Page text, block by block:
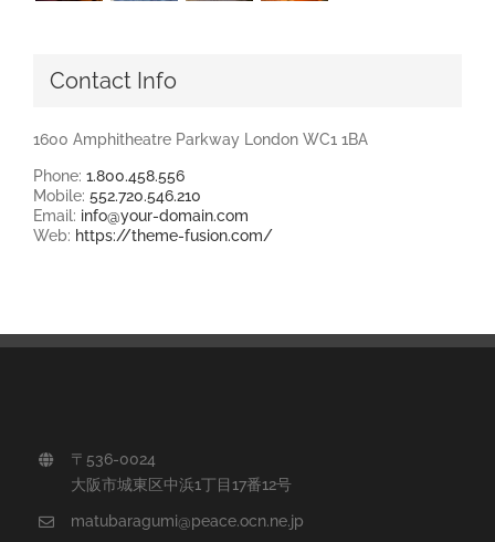
Contact Info
1600 Amphitheatre Parkway London WC1 1BA
Phone: 1.800.458.556
Mobile: 552.720.546.210
Email: info@your-domain.com
Web: https://theme-fusion.com/
〒536-0024
大阪市城東区中浜1丁目17番12号
matubaragumi@peace.ocn.ne.jp